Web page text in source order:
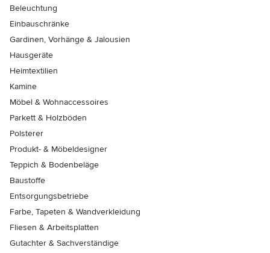
Beleuchtung
Einbauschränke
Gardinen, Vorhänge & Jalousien
Hausgeräte
Heimtextilien
Kamine
Möbel & Wohnaccessoires
Parkett & Holzböden
Polsterer
Produkt- & Möbeldesigner
Teppich & Bodenbeläge
Baustoffe
Entsorgungsbetriebe
Farbe, Tapeten & Wandverkleidung
Fliesen & Arbeitsplatten
Gutachter & Sachverständige